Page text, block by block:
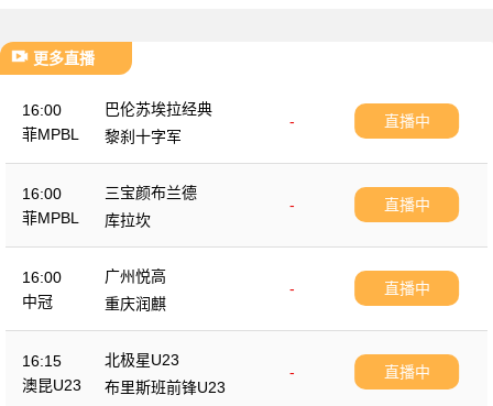
更多直播
16:00
菲MPBL
巴伦苏埃拉经典
-
黎刹十字军
直播中
16:00
菲MPBL
三宝颜布兰德
-
库拉坎
直播中
16:00
中冠
广州悦高
-
重庆润麒
直播中
16:15
澳昆U23
北极星U23
-
布里斯班前锋U23
直播中